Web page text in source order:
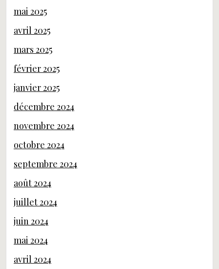
mai 2025
avril 2025
mars 2025
février 2025
janvier 2025
décembre 2024
novembre 2024
octobre 2024
septembre 2024
août 2024
juillet 2024
juin 2024
mai 2024
avril 2024